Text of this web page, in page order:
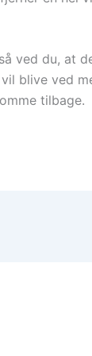
ved du, at
blive ved
tilbage.